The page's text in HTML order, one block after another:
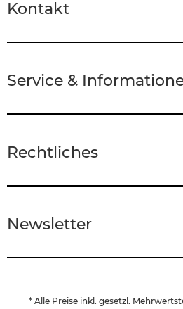
Kontakt
Service &
Rechtliches
Newsletter
* Alle Preise inkl. gesetzl.